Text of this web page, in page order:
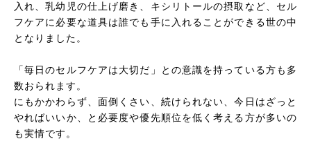
入れ、乳幼児の仕上げ磨き、キシリトールの摂取など、セル
フケアに必要な道具は誰でも手に入れることができる世の中
となりました。
「毎日のセルフケアは大切だ」との意識を持っている方も多
数おられます。
にもかかわらず、面倒くさい、続けられない、今日はざっと
やればいいか、と必要度や優先順位を低く考える方が多いの
も実情です。